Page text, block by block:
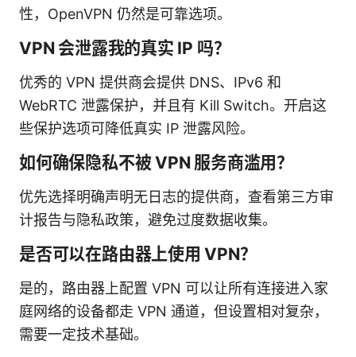
性，OpenVPN 仍然是可靠选项。
VPN 会泄露我的真实 IP 吗？
优秀的 VPN 提供商会提供 DNS、IPv6 和
WebRTC 泄露保护，并且有 Kill Switch。开启这
些保护选项可降低真实 IP 泄露风险。
如何确保隐私不被 VPN 服务商滥用？
优先选择明确声明无日志的提供商，查看第三方审
计报告与隐私政策，避免过度数据收集。
是否可以在路由器上使用 VPN？
是的，路由器上配置 VPN 可以让所有连接进入家
庭网络的设备都走 VPN 通道，但设置相对复杂，
需要一定技术基础。